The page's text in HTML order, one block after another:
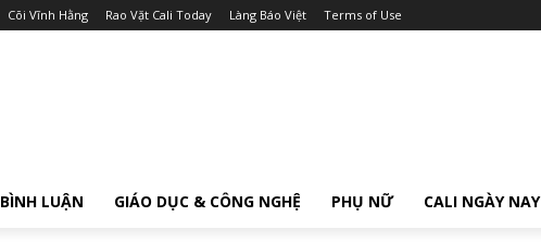
Cõi Vĩnh Hằng Rao Vặt Cali Today Làng Báo Việt Terms of Use
BÌNH LUẬN GIÁO DỤC & CÔNG NGHỆ PHỤ NỮ CALI NGÀY NAY